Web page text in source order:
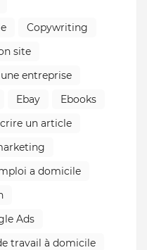
Copywriting
site
entreprise
Ebay
Ebooks
un article
a domicile
Ads
travail à domicile